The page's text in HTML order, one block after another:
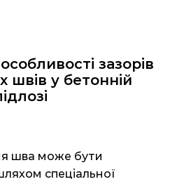
зазорів
у бетонній
шва може бути
спеціальної